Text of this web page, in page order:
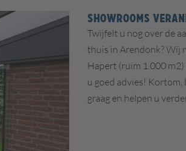
SHOWROOMS
Twijfelt u nog over de
thuis in Arendonk?Wij
Hapert (ruim 1.000
u goed advies! Kortom,
graag en helpen u